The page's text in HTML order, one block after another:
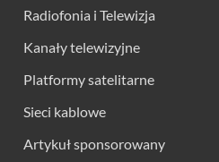
Radiofonia i Telewizja
Kanały telewizyjne
Platformy satelitarne
Sieci kablowe
Artykuł sponsorowany